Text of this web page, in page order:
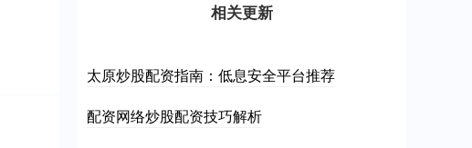
相关更新
太原炒股配资指南：低息安全平台推荐
配资网络炒股配资技巧解析